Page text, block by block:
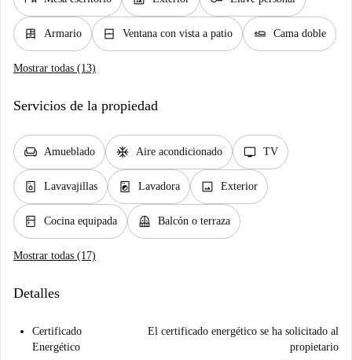
dresser Armario window_closed Ventana con vista a patio airline_seat_flat Cama doble
Mostrar todas (13)
Servicios de la propiedad
chair Amueblado ac_unit Aire acondicionado tv TV
dishwasher_gen Lavavajillas local_laundry_service Lavadora image Exterior
kitchen Cocina equipada balcony Balcón o terraza
Mostrar todas (17)
Detalles
Certificado
Energético
El certificado energético se ha solicitado al
propietario